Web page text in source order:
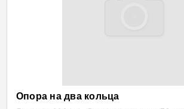
Опора на два кольца